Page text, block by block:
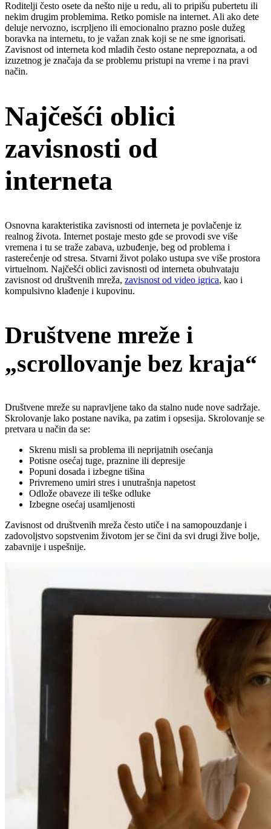
Roditelji često osete da nešto nije u redu, ali to pripišu pubertetu ili
nekim drugim problemima. Retko pomisle na internet. Ali ako dete
deluje nervozno, iscrpljeno ili emocionalno prazno posle dužeg
boravka na internetu, to je važan znak koji se ne sme ignorisati.
Zavisnost od interneta kod mladih često ostane neprepoznata, a od
izuzetnog je značaja da se problemu pristupi na vreme i na pravi
način.
Najčešći oblici
zavisnosti od
interneta
Osnovna karakteristika zavisnosti od interneta je povlačenje iz
realnog života. Internet postaje mesto gde se provodi sve više
vremena i tu se traže zabava, uzbuđenje, beg od problema i
rasterećenje od stresa. Stvarni život polako ustupa sve više prostora
virtuelnom. Najčešći oblici zavisnosti od interneta obuhvataju
zavisnost od društvenih mreža, zavisnost od video igrica, kao i
kompulsivno klađenje i kupovinu.
Društvene mreže i
„scrollovanje bez kraja“
Društvene mreže su napravljene tako da stalno nude nove sadržaje.
Skrolovanje lako postane navika, pa zatim i opsesija. Skrolovanje se
pretvara u način da se:
Skrenu misli sa problema ili neprijatnih osećanja
Potisne osećaj tuge, praznine ili depresije
Popuni dosada i izbegne tišina
Privremeno umiri stres i unutrašnja napetost
Odlože obaveze ili teške odluke
Izbegne osećaj usamljenosti
Zavisnost od društvenih mreža često utiče i na samopouzdanje i
zadovoljstvo sopstvenim životom jer se čini da svi drugi žive bolje,
zabavnije i uspešnije.